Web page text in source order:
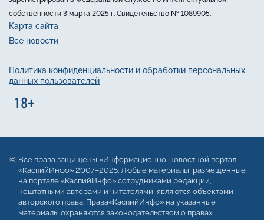
собственности 3 марта 2025 г. Свидетельство № 1089905.
Карта сайта
Все новости
Политика конфиденциальности и обработки персональных
данных пользователей
Все права защищены «Информационно-новостной портал
«КаспийИнфо» 2007–2025. Любые материалы, размещенные
на портале «КаспийИнфо» сотрудниками редакции,
нештатными авторами и читателями, являются объектами
авторского права. Права«КаспийИнфо» на указанные
материалы охраняются законодательством о правах